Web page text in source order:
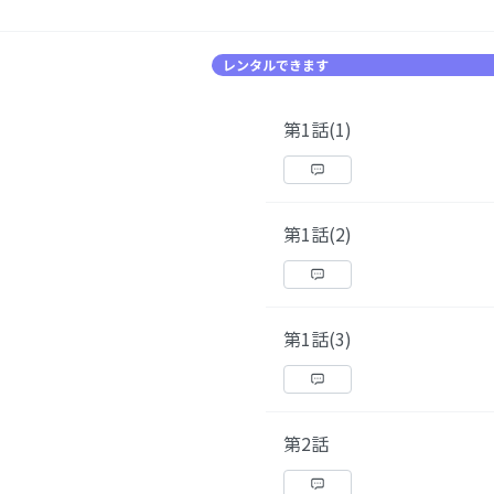
レンタルできます
第1話(1)
第1話(2)
第1話(3)
第2話